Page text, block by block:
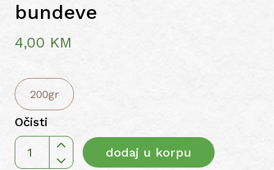
bundeve
4,00 KM
200gr
Očisti
Mljevene
dodaj u korpu